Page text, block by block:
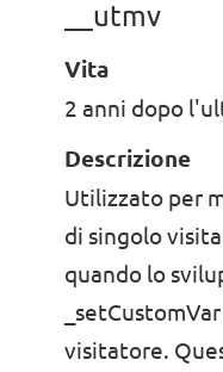
__utmv
Vita
2 anni dopo
Descrizione
Utilizzato per
di singolo
quando lo
visitatore.